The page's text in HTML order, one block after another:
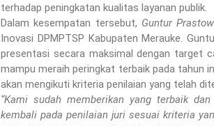
terhadap peningkatan kualitas layanan publik.
Dalam kesempatan tersebut, Guntur
Inovasi DPMPTSP Kabupaten Merauke.
presentasi secara maksimal dengan target
mampu meraih peringkat terbaik pada tahun
akan mengikuti kriteria penilaian yang telah
“Kami sudah memberikan yang terbaik
kembali pada penilaian juri sesuai kriteria